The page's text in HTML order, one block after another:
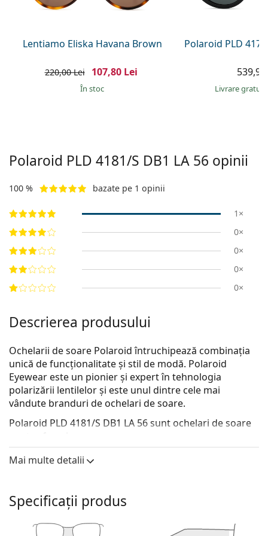
Persol
Lentiamo Eliska Havana Brown
220,00 Lei 107,80 Lei
În stoc
Polaroid PLD
Livrare
Polaroid PLD 4181/S DB1 LA 56 opinii
100 % bazate pe 1 opinii
1×
0×
0×
0×
0×
Descrierea produsului
Ochelarii de soare Polaroid întruchipează combinația
unică de funcționalitate și stil de modă. Polaroid
Eyewear este un pionier și expert în tehnologia
polarizării lentilelor și este unul dintre cele mai
vândute branduri de ochelari de soare.
Polaroid PLD 4181/S DB1 LA 56sunt ochelari de soare
pentru femei.
Descoperă cum ți se potrivesc acești ochelari de soare
Culoarea verde a ramei se potrivește perfect cu un
ton rece al pielii și cu părul șaten închis, negru sau
Mai multe detalii
Specificații produs